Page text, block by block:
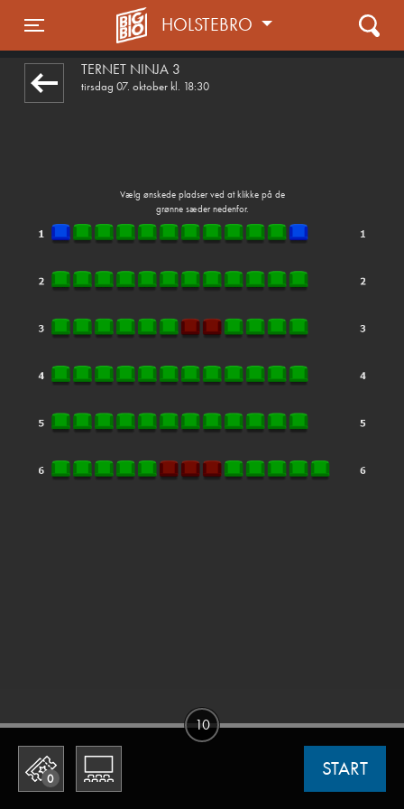
Toggle navigation
HOLSTEBRO
TERNET NINJA 3
tirsdag 07. oktober kl. 18:30
Vælg ønskede pladser ved at klikke på de
grønne sæder nedenfor.
0 START
10
front05-temp 043113